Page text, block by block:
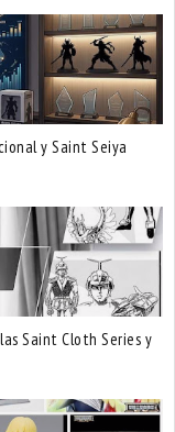
y Saint Seiya
Saint Cloth Series y